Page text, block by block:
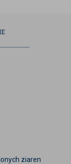
ziaren